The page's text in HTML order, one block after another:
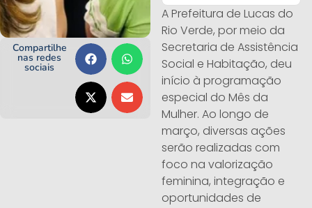
Compartilhe
nas redes
sociais
A Prefeitura de Lucas do
Rio Verde, por meio da
Secretaria de Assistência
Social e Habitação, deu
início à programação
especial do Mês da
Mulher. Ao longo de
março, diversas ações
serão realizadas com
foco na valorização
feminina, integração e
oportunidades de